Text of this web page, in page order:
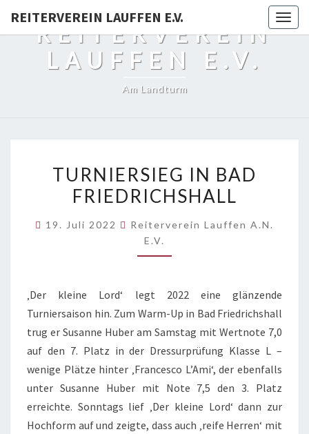
REITERVEREIN LAUFFEN E.V.
REITERVEREIN
LAUFFEN E.V.
Am Landturm
IN
BAD
TURNIERSIEG IN BAD
FRIEDRICHSHALL
19. Juli 2022
Reiterverein Lauffen A.N.
E.V.
‚Der kleine Lord‘ legt 2022 eine glänzende
Turniersaison hin. Zum Warm-Up in Bad Friedrichshall
trug er Susanne Huber am Samstag mit Wertnote 7,0
auf den 7. Platz in der Dressurprüfung Klasse L –
wenige Plätze hinter ‚Francesco L’Ami‘, der ebenfalls
unter Susanne Huber mit Note 7,5 den 3. Platz
erreichte. Sonntags lief ‚Der kleine Lord‘ dann zur
Hochform auf und zeigte, dass auch ‚reife Herren‘ mit